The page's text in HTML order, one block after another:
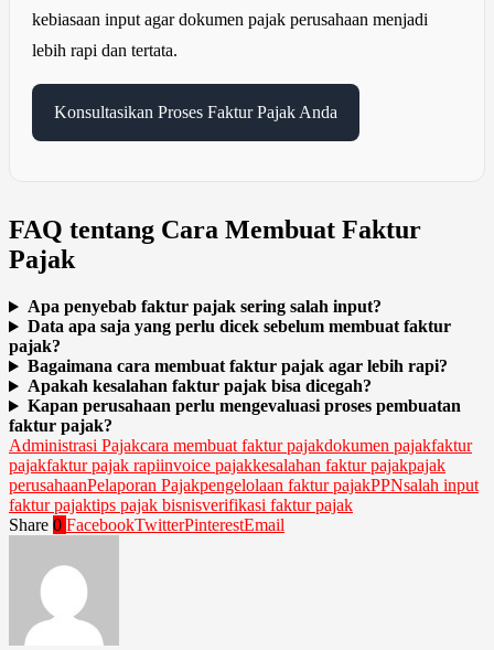
kebiasaan input agar dokumen pajak perusahaan menjadi
lebih rapi dan tertata.
Konsultasikan Proses Faktur Pajak Anda
FAQ tentang Cara Membuat Faktur
Pajak
Apa penyebab faktur pajak sering salah input?
Data apa saja yang perlu dicek sebelum membuat faktur
pajak?
Bagaimana cara membuat faktur pajak agar lebih rapi?
Apakah kesalahan faktur pajak bisa dicegah?
Kapan perusahaan perlu mengevaluasi proses pembuatan
faktur pajak?
Administrasi Pajakcara membuat faktur pajakdokumen pajakfaktur
pajakfaktur pajak rapiinvoice pajakkesalahan faktur pajakpajak
perusahaanPelaporan Pajakpengelolaan faktur pajakPPNsalah input
faktur pajaktips pajak bisnisverifikasi faktur pajak
Share 0 FacebookTwitterPinterestEmail